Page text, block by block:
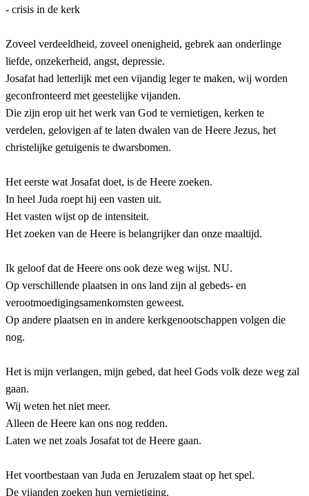
- crisis in de kerk
Zoveel verdeeldheid, zoveel onenigheid, gebrek aan onderlinge
liefde, onzekerheid, angst, depressie.
Josafat had letterlijk met een vijandig leger te maken, wij worden
geconfronteerd met geestelijke vijanden.
Die zijn erop uit het werk van God te vernietigen, kerken te
verdelen, gelovigen af te laten dwalen van de Heere Jezus, het
christelijke getuigenis te dwarsbomen.
Het eerste wat Josafat doet, is de Heere zoeken.
In heel Juda roept hij een vasten uit.
Het vasten wijst op de intensiteit.
Het zoeken van de Heere is belangrijker dan onze maaltijd.
Ik geloof dat de Heere ons ook deze weg wijst. NU.
Op verschillende plaatsen in ons land zijn al gebeds- en
verootmoedigingsamenkomsten geweest.
Op andere plaatsen en in andere kerkgenootschappen volgen die
nog.
Het is mijn verlangen, mijn gebed, dat heel Gods volk deze weg zal
gaan.
Wij weten het niet meer.
Alleen de Heere kan ons nog redden.
Laten we net zoals Josafat tot de Heere gaan.
Het voortbestaan van Juda en Jeruzalem staat op het spel.
De vijanden zoeken hun vernietiging.